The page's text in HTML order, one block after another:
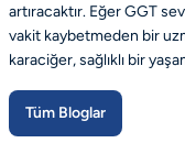
artıracaktır. Eğer GGT
vakit kaybetmeden bir
karaciğer, sağlıklı bir
Tüm Bloglar